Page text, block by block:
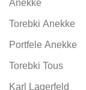
Anekke
Torebki Anekke
Portfele Anekke
Torebki Tous
Karl Lagerfeld